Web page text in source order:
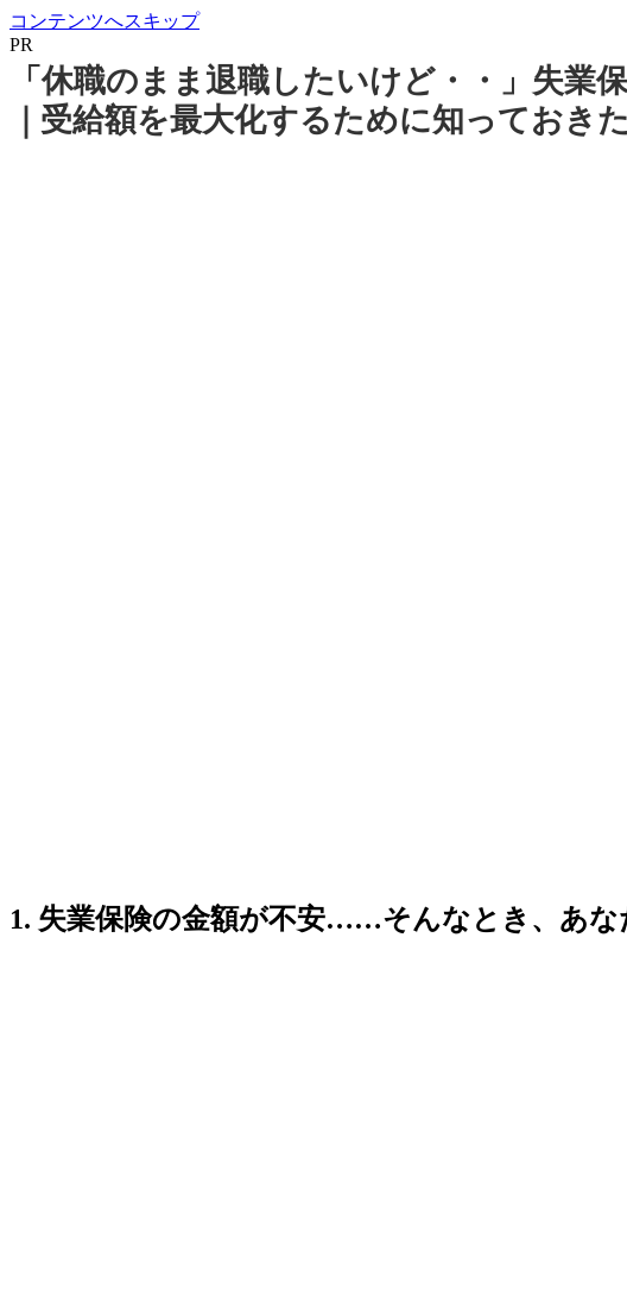
コンテンツへスキップ
PR
「休職のまま退職したいけど・・」失業
｜受給額を最大化するために知っておき
1. 失業保険の金額が不安……そんなとき、あな